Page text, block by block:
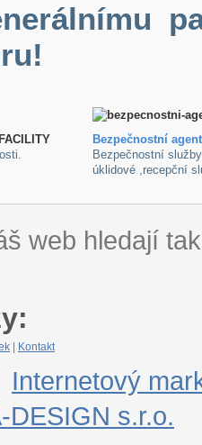
Bezpečnostní
Bezpečnostní
úklidové ,recepční
web hledají
Kontakt
Internetový
DESIGN s.r.o.